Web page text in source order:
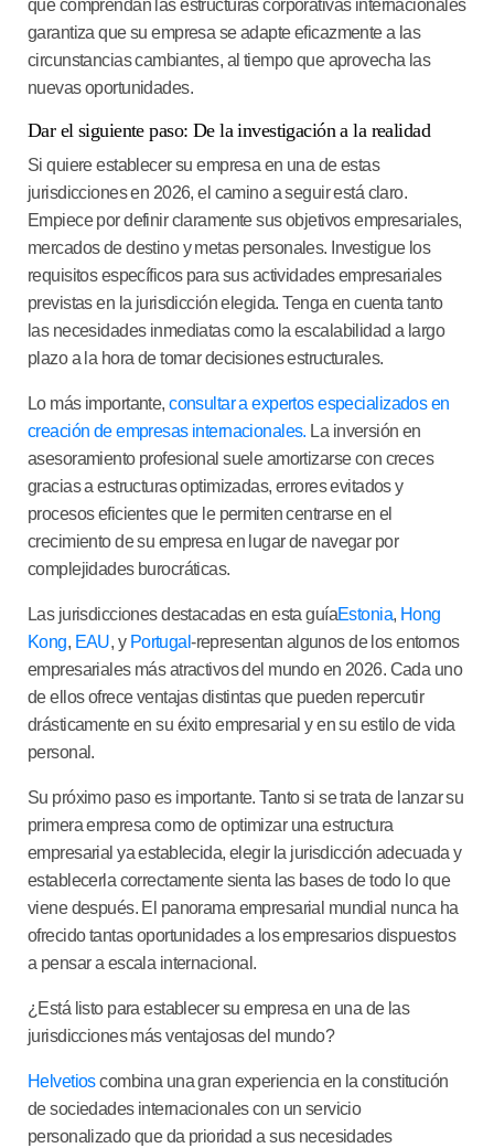
que comprendan las estructuras corporativas internacionales
garantiza que su empresa se adapte eficazmente a las
circunstancias cambiantes, al tiempo que aprovecha las
nuevas oportunidades.
Dar el siguiente paso: De la investigación a la realidad
Si quiere establecer su empresa en una de estas
jurisdicciones en 2026, el camino a seguir está claro.
Empiece por definir claramente sus objetivos empresariales,
mercados de destino y metas personales. Investigue los
requisitos específicos para sus actividades empresariales
previstas en la jurisdicción elegida. Tenga en cuenta tanto
las necesidades inmediatas como la escalabilidad a largo
plazo a la hora de tomar decisiones estructurales.
Lo más importante,consultar a expertos especializados en
creación de empresas internacionales. La inversión en
asesoramiento profesional suele amortizarse con creces
gracias a estructuras optimizadas, errores evitados y
procesos eficientes que le permiten centrarse en el
crecimiento de su empresa en lugar de navegar por
complejidades burocráticas.
Las jurisdicciones destacadas en esta guíaEstonia, Hong
Kong, EAU, y Portugal-representan algunos de los entornos
empresariales más atractivos del mundo en 2026. Cada uno
de ellos ofrece ventajas distintas que pueden repercutir
drásticamente en su éxito empresarial y en su estilo de vida
personal.
Su próximo paso es importante. Tanto si se trata de lanzar su
primera empresa como de optimizar una estructura
empresarial ya establecida, elegir la jurisdicción adecuada y
establecerla correctamente sienta las bases de todo lo que
viene después. El panorama empresarial mundial nunca ha
ofrecido tantas oportunidades a los empresarios dispuestos
a pensar a escala internacional.
¿Está listo para establecer su empresa en una de las
jurisdicciones más ventajosas del mundo?
Helvetioscombina una gran experiencia en la constitución
de sociedades internacionales con un servicio
personalizado que da prioridad a sus necesidades